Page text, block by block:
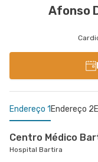
Afonso
Endereço 1 Endereço 2
Centro Médico
Hospital Bartira